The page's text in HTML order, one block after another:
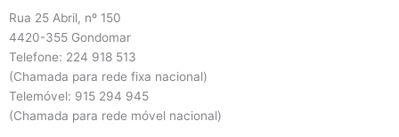
Rua 25 Abril, nº 150
4420-355 Gondomar
Telefone: 224 918 513
(Chamada para rede fixa nacional)
Telemóvel: 915 294 945
(Chamada para rede móvel nacional)